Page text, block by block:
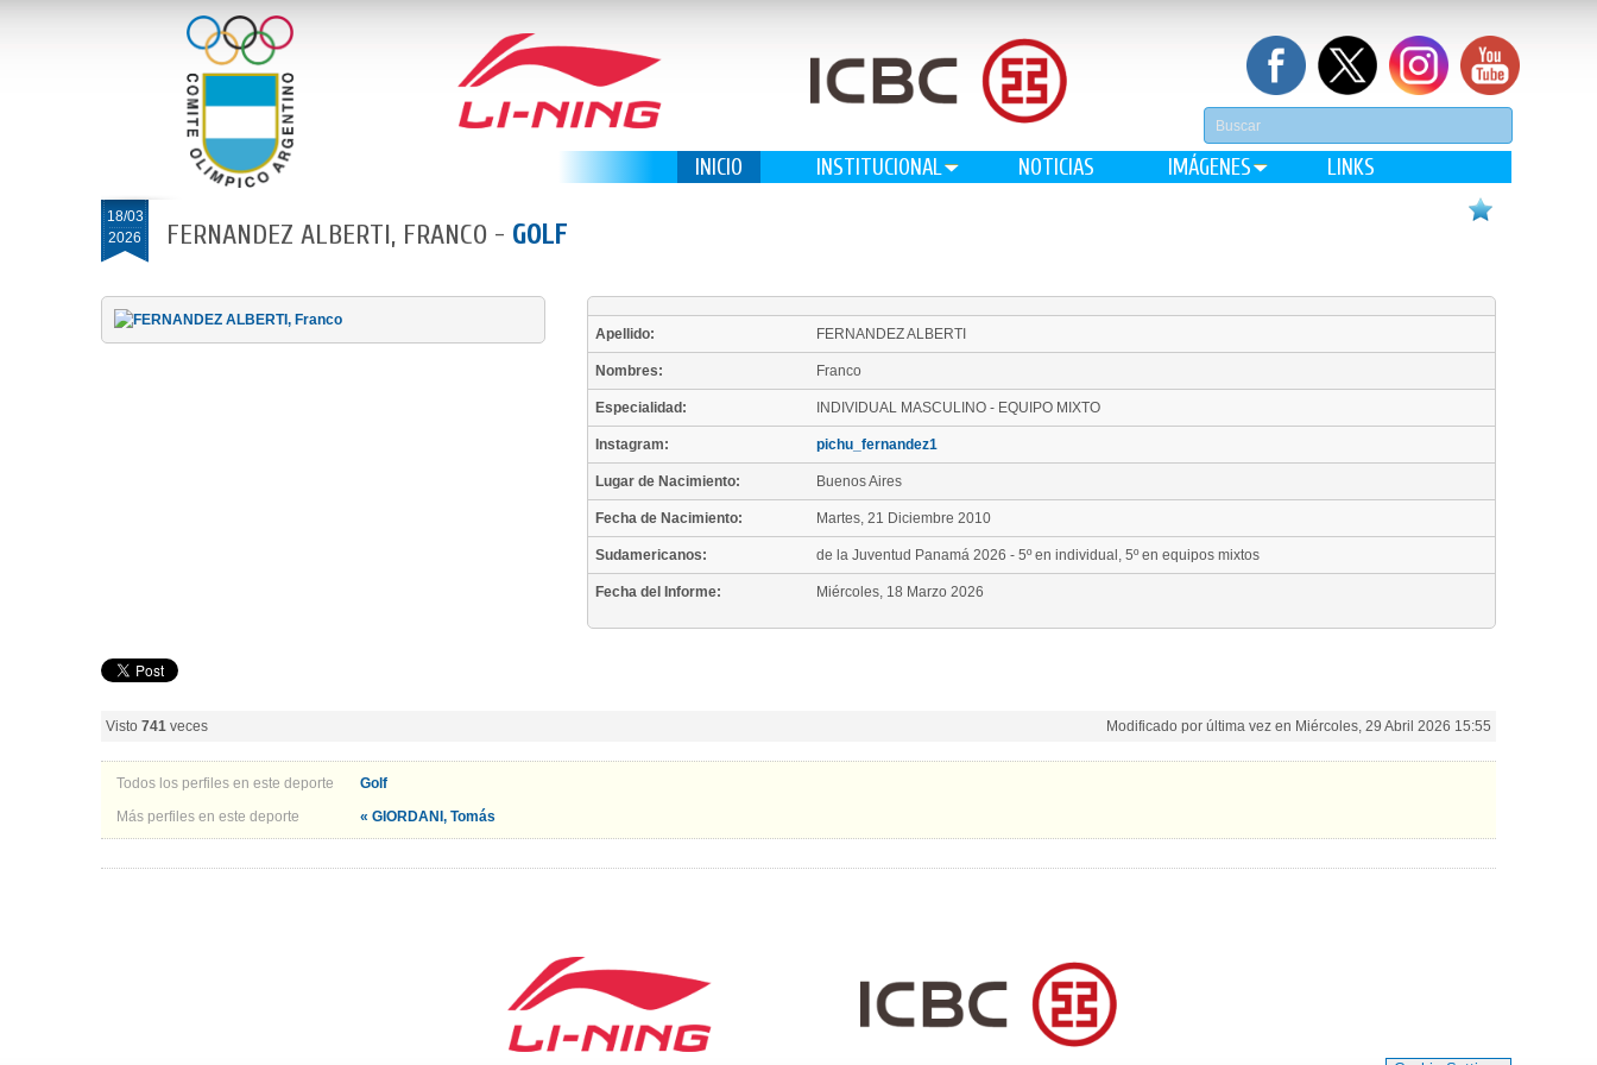
INICIO INSTITUCIONAL NOTICIAS IMÁGENES LINKS
18/03
2026
FERNANDEZ ALBERTI, FRANCO - GOLF
Apellido: FERNANDEZ ALBERTI
Nombres: Franco
Especialidad: INDIVIDUAL MASCULINO - EQUIPO MIXTO
Instagram: pichu_fernandez1
Lugar de Nacimiento: Buenos Aires
Fecha de Nacimiento: Martes, 21 Diciembre 2010
Sudamericanos: de la Juventud Panamá 2026 - 5º en individual, 5º en equipos mixtos
Fecha del Informe: Miércoles, 18 Marzo 2026
Visto 741 veces Modificado por última vez en Miércoles, 29 Abril 2026 15:55
Todos los perfiles en este deporte
Golf
Más perfiles en este deporte
« GIORDANI, Tomás